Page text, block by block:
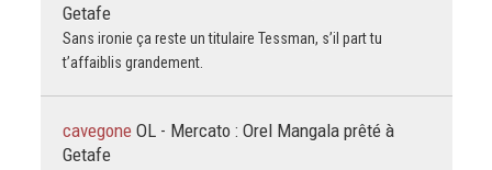
Getafe
Sans ironie ça reste un titulaire Tessman, s’il part tu
t’affaiblis grandement.
cavegone OL - Mercato : Orel Mangala prêté à
Getafe